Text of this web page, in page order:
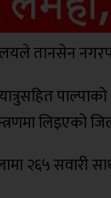
तानसेन
लिइएको
२६५ सवारी